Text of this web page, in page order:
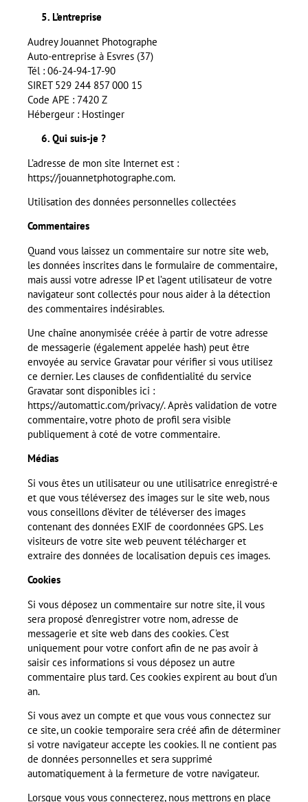
5. L’entreprise
Audrey Jouannet Photographe
Auto-entreprise à Esvres (37)
Tél : 06-24-94-17-90
SIRET 529 244 857 000 15
Code APE : 7420 Z
Hébergeur : Hostinger
6. Qui suis-je ?
L’adresse de mon site Internet est :
https://jouannetphotographe.com.
Utilisation des données personnelles collectées
Commentaires
Quand vous laissez un commentaire sur notre site web,
les données inscrites dans le formulaire de commentaire,
mais aussi votre adresse IP et l’agent utilisateur de votre
navigateur sont collectés pour nous aider à la détection
des commentaires indésirables.
Une chaîne anonymisée créée à partir de votre adresse
de messagerie (également appelée hash) peut être
envoyée au service Gravatar pour vérifier si vous utilisez
ce dernier. Les clauses de confidentialité du service
Gravatar sont disponibles ici :
https://automattic.com/privacy/. Après validation de votre
commentaire, votre photo de profil sera visible
publiquement à coté de votre commentaire.
Médias
Si vous êtes un utilisateur ou une utilisatrice enregistré·e
et que vous téléversez des images sur le site web, nous
vous conseillons d’éviter de téléverser des images
contenant des données EXIF de coordonnées GPS. Les
visiteurs de votre site web peuvent télécharger et
extraire des données de localisation depuis ces images.
Cookies
Si vous déposez un commentaire sur notre site, il vous
sera proposé d’enregistrer votre nom, adresse de
messagerie et site web dans des cookies. C’est
uniquement pour votre confort afin de ne pas avoir à
saisir ces informations si vous déposez un autre
commentaire plus tard. Ces cookies expirent au bout d’un
an.
Si vous avez un compte et que vous vous connectez sur
ce site, un cookie temporaire sera créé afin de déterminer
si votre navigateur accepte les cookies. Il ne contient pas
de données personnelles et sera supprimé
automatiquement à la fermeture de votre navigateur.
Lorsque vous vous connecterez, nous mettrons en place